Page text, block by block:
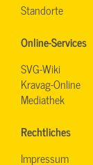
Standorte
Online-Services
SVG-Wiki
Kravag-Online
Mediathek
Rechtliches
Impressum